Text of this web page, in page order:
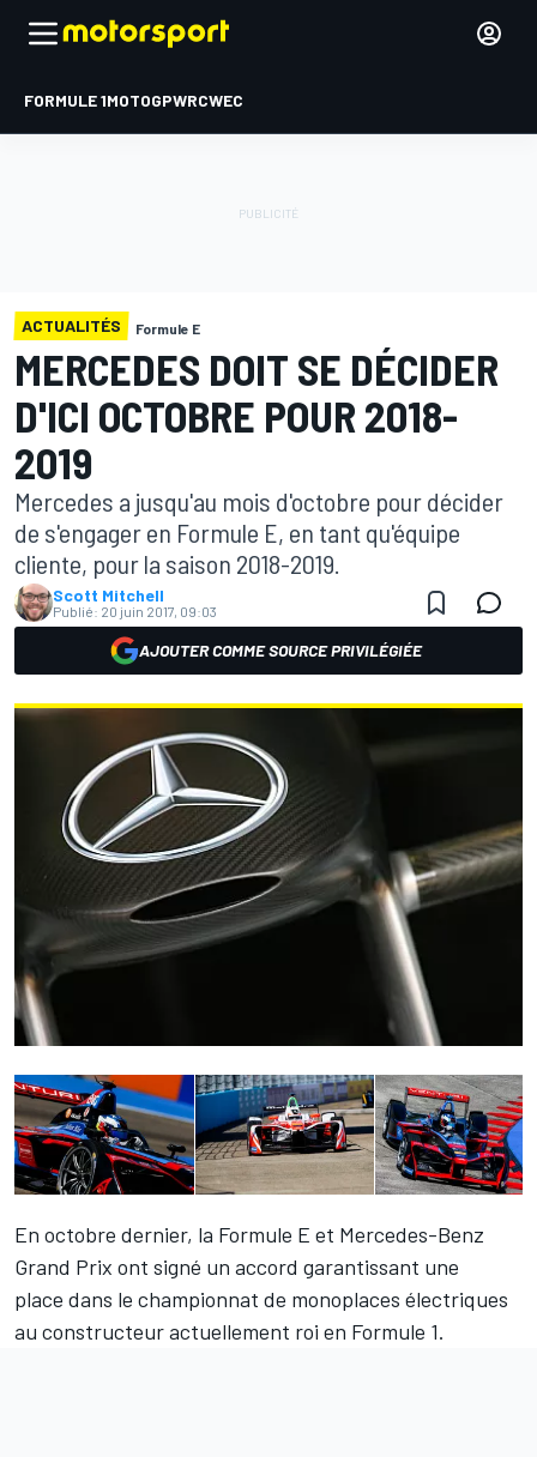
FORMULE 1MOTOGPWRCWEC
ACTUALITÉS Formule E
MERCEDES DOIT SE DÉCIDER
D'ICI OCTOBRE POUR 2018-
2019
Mercedes a jusqu'au mois d'octobre pour décider
de s'engager en Formule E, en tant qu'équipe
cliente, pour la saison 2018-2019.
Scott Mitchell
Publié: 20 juin 2017, 09:03
AJOUTER COMME SOURCE PRIVILÉGIÉE
En octobre dernier, la Formule E et Mercedes-Benz
Grand Prix ont signé un accord garantissant une
place dans le championnat de monoplaces électriques
au constructeur actuellement roi en Formule 1.